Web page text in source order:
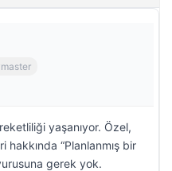
yaşanıyor. Özel,
hakkında “Planlanmış bir
gerek yok.